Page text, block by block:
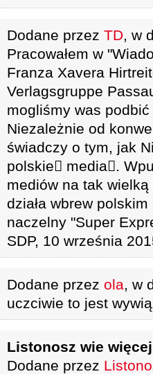
Dodane przez TD, w
Pracowałem w
Franza Xavera
Verlagsgruppe
mogliśmy was
Niezależnie od
świadczy o tym, jak
polskie media.
mediów na tak
działa wbrew
naczelny "Super
SDP, 10 września
Dodane przez ola, w
uczciwie to jest
Listonosz wie
Dodane przez